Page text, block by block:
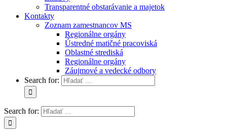
Transparentné obstarávanie a majetok
Kontakty
Zoznam zamestnancov MS
Regionálne orgány
Ústredné matičné pracoviská
Oblastné strediská
Regionálne orgány
Záujmové a vedecké odbory
Search for:
Search for: